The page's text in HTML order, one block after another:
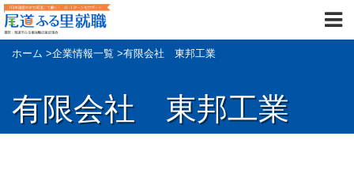
ホーム >企業情報一覧 >有限会社 東邦工業
有限会社 東邦工業